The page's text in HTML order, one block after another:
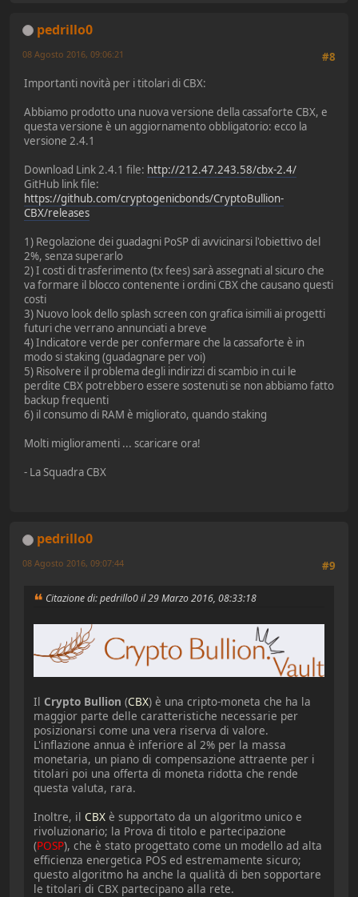
pedrillo0
#8
08 Agosto 2016, 09:06:21
Importanti novità per i titolari di CBX:
Abbiamo prodotto una nuova versione della cassaforte CBX, e
questa versione è un aggiornamento obbligatorio: ecco la
versione 2.4.1
Download Link 2.4.1 file: http://212.47.243.58/cbx-2.4/
GitHub link file:
https://github.com/cryptogenicbonds/CryptoBullion-
CBX/releases
1) Regolazione dei guadagni PoSP di avvicinarsi l'obiettivo del
2%, senza superarlo
2) I costi di trasferimento (tx fees) sarà assegnati al sicuro che
va formare il blocco contenente i ordini CBX che causano questi
costi
3) Nuovo look dello splash screen con grafica isimili ai progetti
futuri che verrano annunciati a breve
4) Indicatore verde per confermare che la cassaforte è in
modo si staking (guadagnare per voi)
5) Risolvere il problema degli indirizzi di scambio in cui le
perdite CBX potrebbero essere sostenuti se non abbiamo fatto
backup frequenti
6) il consumo di RAM è migliorato, quando staking
Molti miglioramenti ... scaricare ora!
- La Squadra CBX
pedrillo0
#9
08 Agosto 2016, 09:07:44
Citazione di: pedrillo0 il 29 Marzo 2016, 08:33:18
Il Crypto Bullion (CBX) è una cripto-moneta che ha la
maggior parte delle caratteristiche necessarie per
posizionarsi come una vera riserva di valore.
L'inflazione annua è inferiore al 2% per la massa
monetaria, un piano di compensazione attraente per i
titolari poi una offerta di moneta ridotta che rende
questa valuta, rara.
Inoltre, il CBX è supportato da un algoritmo unico e
rivoluzionario; la Prova di titolo e partecipazione
(POSP), che è stato progettato come un modello ad alta
efficienza energetica POS ed estremamente sicuro;
questo algoritmo ha anche la qualità di ben sopportare
le titolari di CBX partecipano alla rete.